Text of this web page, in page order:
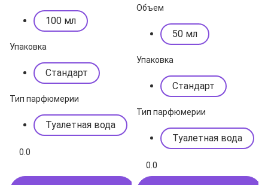
100 мл
Упаковка
Стандарт
Тип парфюмерии
Туалетная вода
0.0
Объем
50 мл
Упаковка
Стандарт
Тип парфюмерии
Туалетная вода
0.0